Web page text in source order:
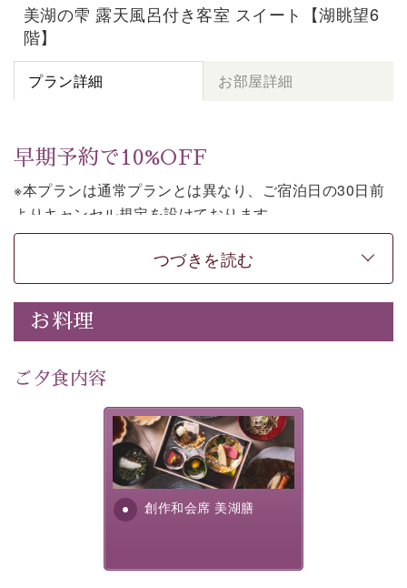
美湖の雫 露天風呂付き客室 スイート【湖眺望6
階】
プラン詳細 お部屋詳細
早期予約で10%OFF
※本プランは通常プランとは異なり、ご宿泊日の30日前
よりキャンセル規定を設けております。
※本プランは２食付きの早割プランです。
上諏訪温泉しんゆでは、30日前までのご予約で、10%割
引でお泊まりいただける「早割プラン」をご用意してお
ります。
温かいおもてなし。
ご滞在を楽しみに待つ日々が旅をより特別なものにして
早めのご予約で、お得に癒しのひとときをお過ごしくだ
-----------【安心への取り組み】----------
つづきを読む
お料理
ご夕食内容
創作和会席 美湖膳
美湖膳とは諏訪の地で特別を
提供する為に料理長・神原 裕
明が考え出した創作和会席で
す。美しい諏訪湖の幸...